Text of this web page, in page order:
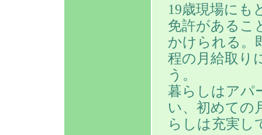
19歳現場にも
免許があるこ
かけられる。
程の月給取り
う。
暮らしはアパ
い、初めての
らしは充実し